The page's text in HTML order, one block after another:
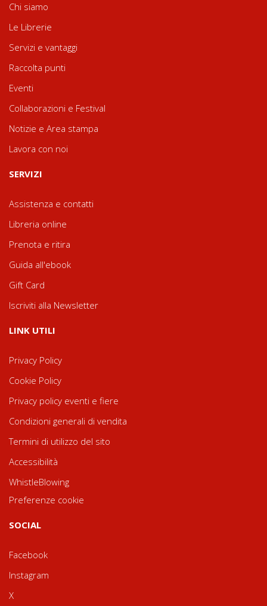
Chi siamo
Le Librerie
Servizi e vantaggi
Raccolta punti
Eventi
Collaborazioni e Festival
Notizie e Area stampa
Lavora con noi
SERVIZI
Assistenza e contatti
Libreria online
Prenota e ritira
Guida all'ebook
Gift Card
Iscriviti alla Newsletter
LINK UTILI
Privacy Policy
Cookie Policy
Privacy policy eventi e fiere
Condizioni generali di vendita
Termini di utilizzo del sito
Accessibilità
WhistleBlowing
Preferenze cookie
SOCIAL
Facebook
Instagram
X